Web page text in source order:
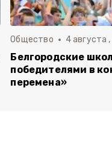
Общество 4 августа
Белгородские
победителями в
перемена»